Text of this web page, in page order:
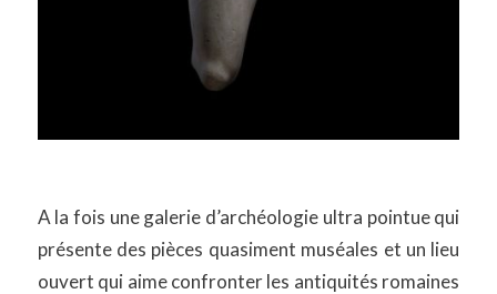
A la fois une galerie d’archéologie ultra pointue qui
présente des pièces quasiment muséales et un lieu
ouvert qui aime confronter les antiquités romaines